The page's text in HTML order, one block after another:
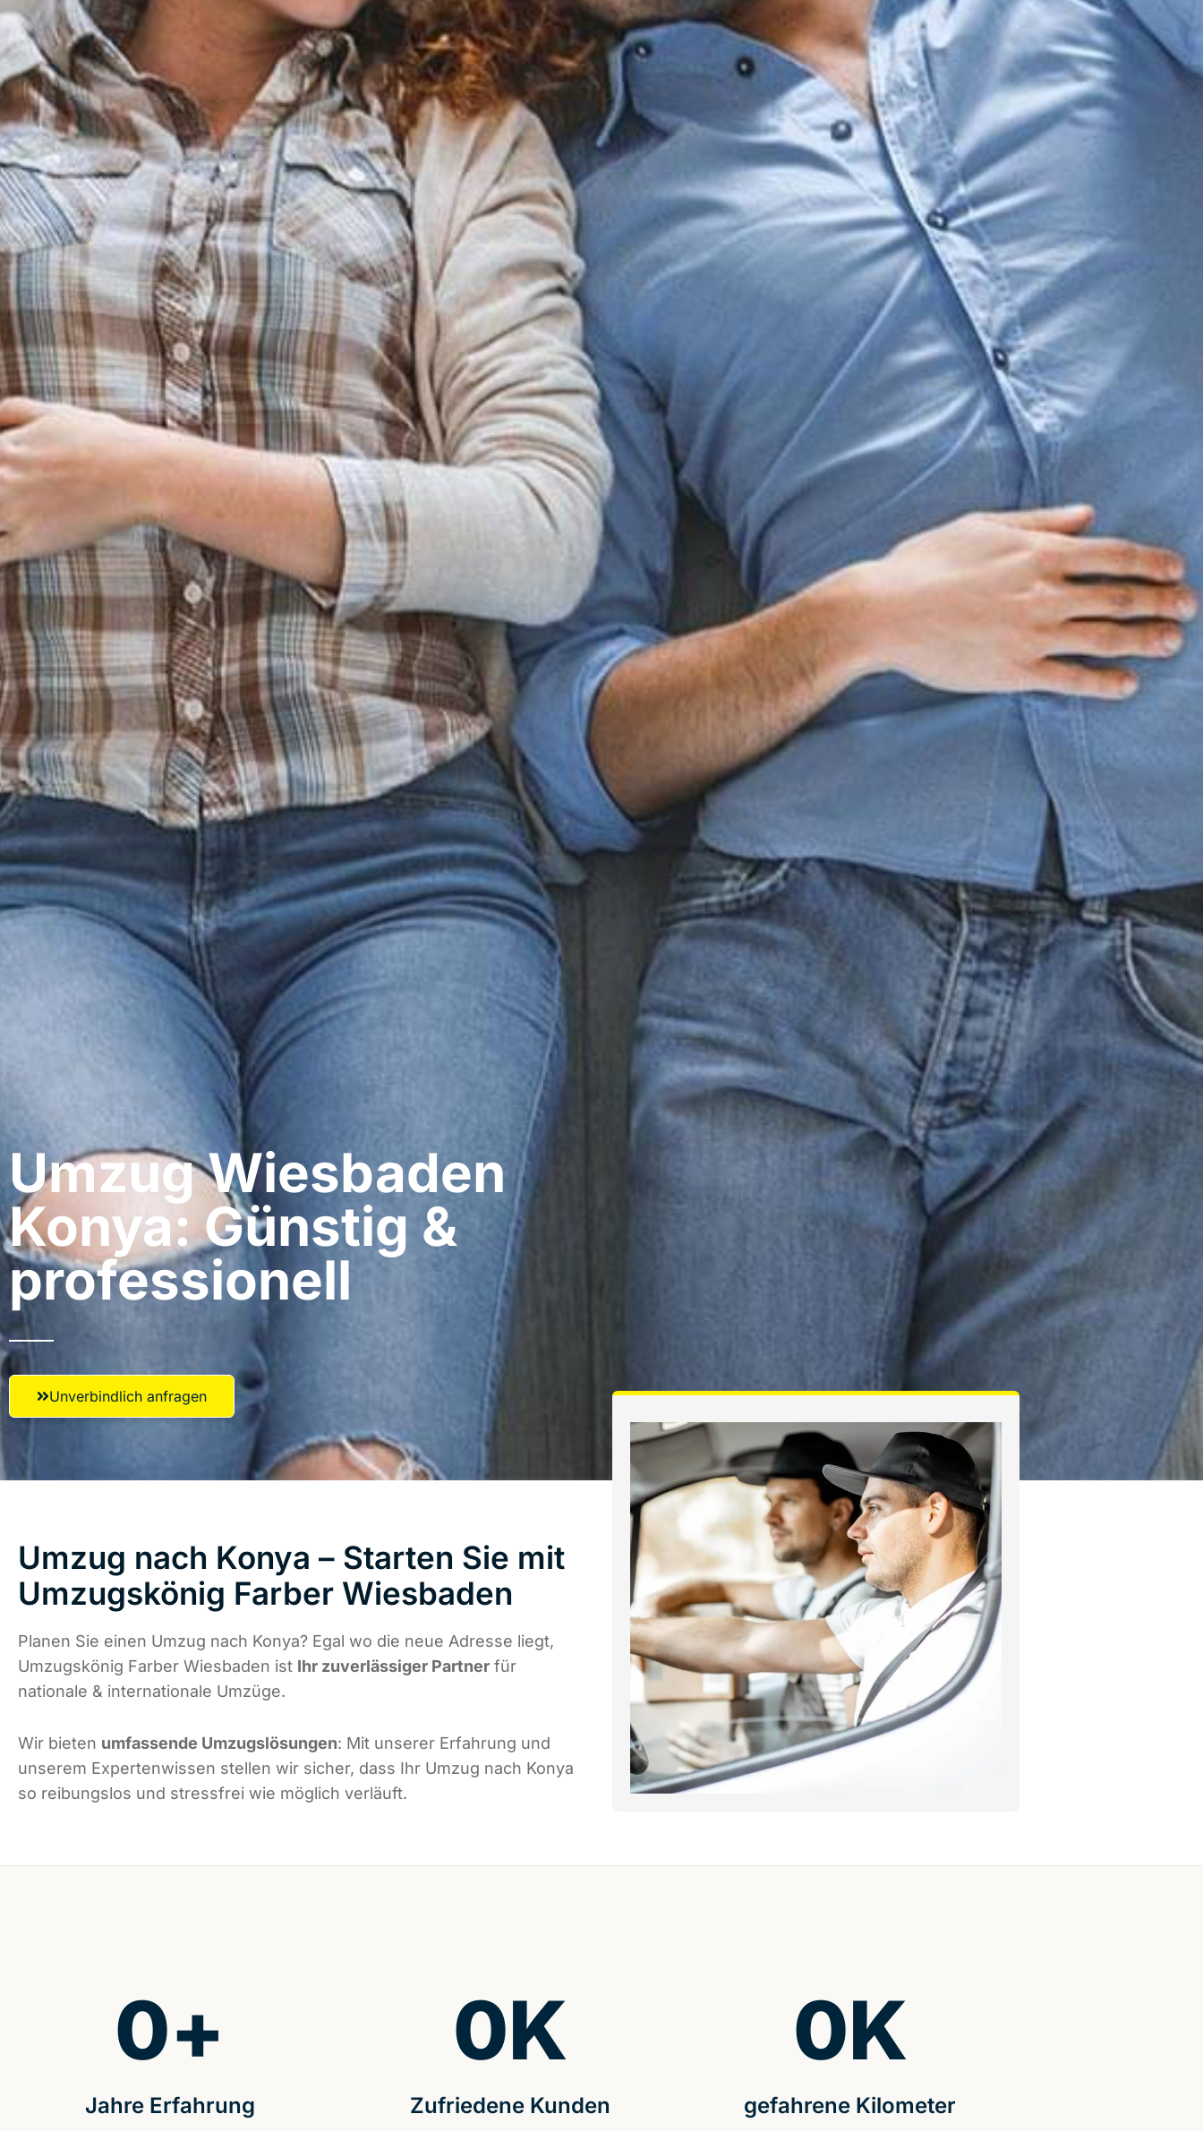
Umzug Wiesbaden​
Konya: Günstig &
professionell​
Unverbindlich anfragen
Umzug nach Konya – Starten Sie mit
Umzugskönig Farber Wiesbaden
Planen Sie einen Umzug nach Konya? Egal wo die neue Adresse liegt,
Umzugskönig Farber Wiesbaden ist Ihr zuverlässiger Partner für
nationale & internationale Umzüge.
Wir bieten umfassende Umzugslösungen: Mit unserer Erfahrung und
unserem Expertenwissen stellen wir sicher, dass Ihr Umzug nach Konya
so reibungslos und stressfrei wie möglich verläuft.
Jahre Erfahrung
0+
Zufriedene Kunden
0K
gefahrene Kilometer
0K